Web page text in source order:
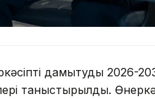
дамытудың 2026-
таныстырылды.